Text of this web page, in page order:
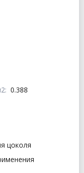
0.388
цоколя